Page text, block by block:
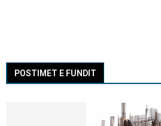
POSTIMET E FUNDIT